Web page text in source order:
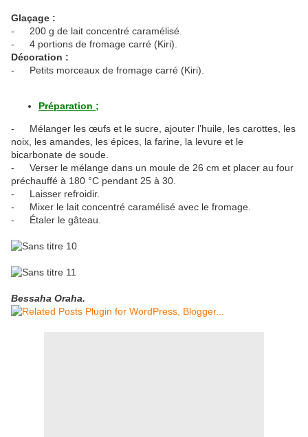
Glaçage :
-
200 g de lait concentré caramélisé.
-
4 portions de fromage carré (Kiri).
Décoration :
-
Petits morceaux de fromage carré (Kiri).
Préparation ;
-
Mélanger les œufs et le sucre, ajouter l’huile, les carottes, les
noix, les amandes, les épices, la farine, la levure et le
bicarbonate de soude.
-
Verser le mélange dans un moule de 26 cm et placer au four
préchauffé à 180 °C pendant 25 à 30.
-
Laisser refroidir.
-
Mixer le lait concentré caramélisé avec le fromage.
-
Étaler le gâteau.
Bessaha Oraha.